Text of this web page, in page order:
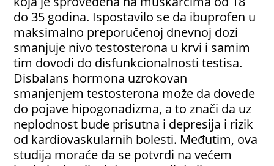
do 35 godina. Ispostavilo se da ibuprofen u
maksimalno preporučenoj dnevnoj dozi
smanjuje nivo testosterona u krvi i samim
tim dovodi do disfunkcionalnosti testisa.
Disbalans hormona uzrokovan
smanjenjem testosterona može da dovede
do pojave hipogonadizma, a to znači da uz
neplodnost bude prisutna i depresija i rizik
od kardiovaskularnih bolesti. Međutim, ova
studija moraće da se potvrdi na većem